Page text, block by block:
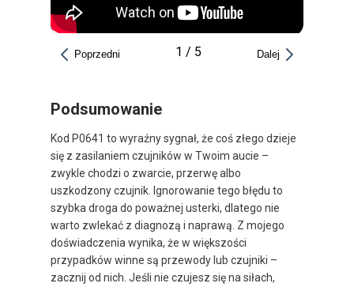
Poprzedni 1 / 5 Dalej
Podsumowanie
Kod P0641 to wyraźny sygnał, że coś złego dzieje
się z zasilaniem czujników w Twoim aucie –
zwykle chodzi o zwarcie, przerwę albo
uszkodzony czujnik. Ignorowanie tego błędu to
szybka droga do poważnej usterki, dlatego nie
warto zwlekać z diagnozą i naprawą. Z mojego
doświadczenia wynika, że w większości
przypadków winne są przewody lub czujniki –
zacznij od nich. Jeśli nie czujesz się na siłach,